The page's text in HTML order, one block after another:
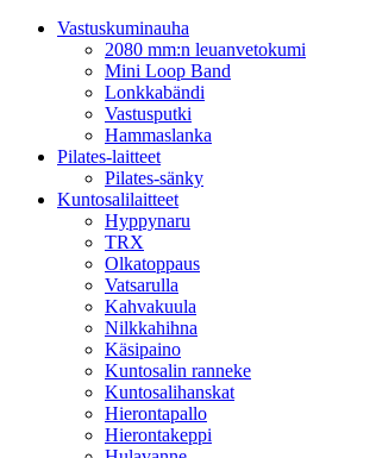
Vastuskuminauha
2080 mm:n leuanvetokumi
Mini Loop Band
Lonkkabändi
Vastusputki
Hammaslanka
Pilates-laitteet
Pilates-sänky
Kuntosalilaitteet
Hyppynaru
TRX
Olkatoppaus
Vatsarulla
Kahvakuula
Nilkkahihna
Käsipaino
Kuntosalin ranneke
Kuntosalihanskat
Hierontapallo
Hierontakeppi